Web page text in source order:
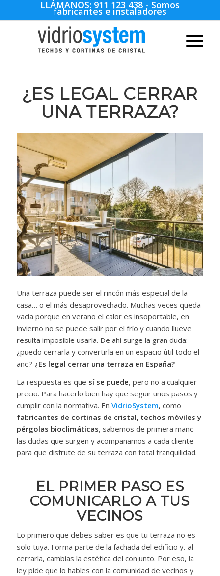
LLÁMANOS: 911 123 438 - Somos
fabricantes e instaladores
¿ES LEGAL CERRAR
UNA TERRAZA?
Una terraza puede ser el rincón más especial de la
casa… o el más desaprovechado. Muchas veces queda
vacía porque en verano el calor es insoportable, en
invierno no se puede salir por el frío y cuando llueve
resulta imposible usarla. De ahí surge la gran duda:
¿puedo cerrarla y convertirla en un espacio útil todo el
año? ¿Es legal cerrar una terraza en España?
La respuesta es que sí se puede, pero no a cualquier
precio. Para hacerlo bien hay que seguir unos pasos y
cumplir con la normativa. En VidrioSystem, como
fabricantes de cortinas de cristal, techos móviles y
pérgolas bioclimáticas, sabemos de primera mano
las dudas que surgen y acompañamos a cada cliente
para que disfrute de su terraza con total tranquilidad.
EL PRIMER PASO ES
COMUNICARLO A TUS
VECINOS
Lo primero que debes saber es que tu terraza no es
solo tuya. Forma parte de la fachada del edificio y, al
cerrarla, cambias la estética del conjunto. Por eso, la
ley pide que lo hables con la comunidad de vecinos y